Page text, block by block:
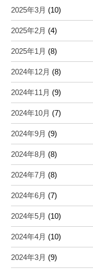
2025年3月 (10)
2025年2月 (4)
2025年1月 (8)
2024年12月 (8)
2024年11月 (9)
2024年10月 (7)
2024年9月 (9)
2024年8月 (8)
2024年7月 (8)
2024年6月 (7)
2024年5月 (10)
2024年4月 (10)
2024年3月 (9)